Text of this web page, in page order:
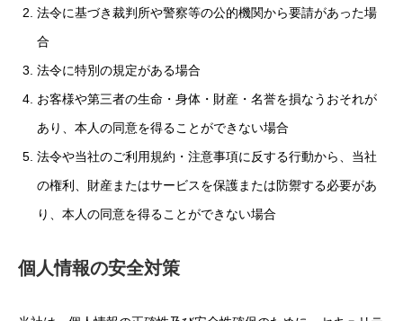
法令に基づき裁判所や警察等の公的機関から要請があった場
合
法令に特別の規定がある場合
お客様や第三者の生命・身体・財産・名誉を損なうおそれが
あり、本人の同意を得ることができない場合
法令や当社のご利用規約・注意事項に反する行動から、当社
の権利、財産またはサービスを保護または防禦する必要があ
り、本人の同意を得ることができない場合
個人情報の安全対策